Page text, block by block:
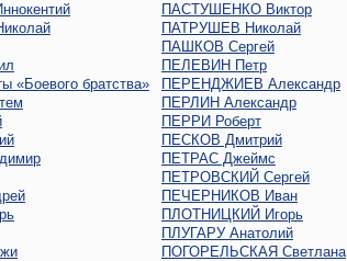
ПАСТУШЕНКО Виктор
ПАТРУШЕВ Николай
ПАШКОВ Сергей
ПЕЛЕВИН Петр
«Боевого братства»
ПЕРЕНДЖИЕВ Александр
ПЕРЛИН Александр
ПЕРРИ Роберт
ПЕСКОВ Дмитрий
ПЕТРАС Джеймс
ПЕТРОВСКИЙ Сергей
ПЕЧЕРНИКОВ Иван
ПЛОТНИЦКИЙ Игорь
ПЛУГАРУ Анатолий
ПОГОРЕЛЬСКАЯ Светлана